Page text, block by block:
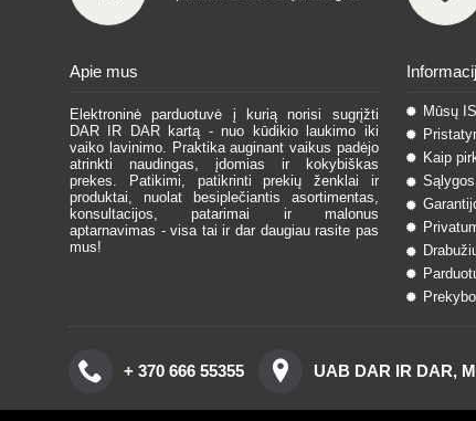
Apie mus
Elektroninė parduotuvė į kurią norisi sugrįžti
DAR IR DAR kartą - nuo kūdikio laukimo iki
vaiko lavinimo. Praktika auginant vaikus padėjo
atrinkti naudingas, įdomias ir kokybiškas
prekes. Patikimi, patikrinti prekių ženklai ir
produktai, nuolat besiplečiantis asortimentas,
konsultacijos, patarimai ir malonus
aptarnavimas - visa tai ir dar daugiau rasite pas
mus!
Mūsų
Kaip
+ 370 666 55355 UAB DAR IR DAR,